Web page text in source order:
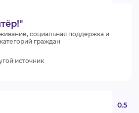
социальная поддержка и
граждан
источник
0.5